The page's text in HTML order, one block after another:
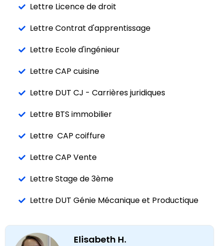
Lettre Licence de droit
Lettre Contrat d'apprentissage
Lettre Ecole d'ingénieur
Lettre CAP cuisine
Lettre DUT CJ - Carrières juridiques
Lettre BTS immobilier
Lettre CAP coiffure
Lettre CAP Vente
Lettre Stage de 3ème
Lettre DUT Génie Mécanique et Productique
Elisabeth H.